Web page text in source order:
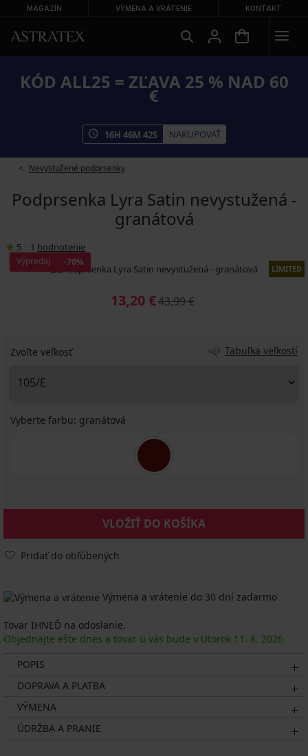
MAGAZÍN VÝMENA A VRÁTENIE KONTAKT
KÓD ALL25 = ZĽAVA 25 % NAD 60
€
16H 46M 42S NAKUPOVAŤ
Nevystužené podprsenky
Podprsenka Lyra Satin nevystužená -
granátová
5 1 hodnotenie
Výpredaj -70%
LIMITED
13,20 €43,99 €
Zvoľte veľkosť Tabuľka veľkostí
Vyberte farbu: granátová
VLOŽIŤ DO KOŠÍKA
Pridať do obľúbených
Výmena a vrátenie do 30 dní zadarmo
Tovar IHNEĎ na odoslanie.
Objednajte ešte dnes a tovar u vás bude v Utorok 11. 8. 2026
POPIS
DOPRAVA A PLATBA
VÝMENA
ÚDRŽBA A PRANIE